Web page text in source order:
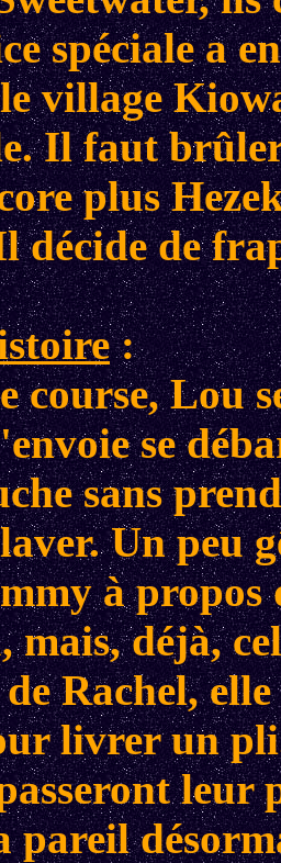
spéciale a
village
Il faut
plus
décide de
:
course, Lou
se
sans
Un peu
à
mais, déjà,
Rachel,
livrer un
leur
pareil